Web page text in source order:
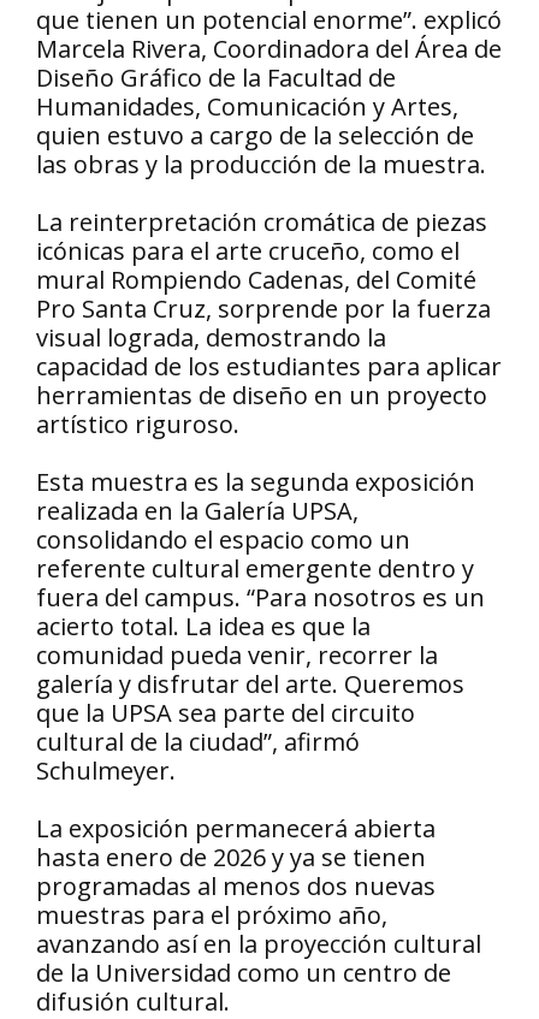
que tienen un potencial enorme”. explicó
Marcela Rivera, Coordinadora del Área de
Diseño Gráfico de la Facultad de
Humanidades, Comunicación y Artes,
quien estuvo a cargo de la selección de
las obras y la producción de la muestra.
La reinterpretación cromática de piezas
icónicas para el arte cruceño, como el
mural Rompiendo Cadenas, del Comité
Pro Santa Cruz, sorprende por la fuerza
visual lograda, demostrando la
capacidad de los estudiantes para aplicar
herramientas de diseño en un proyecto
artístico riguroso.
Esta muestra es la segunda exposición
realizada en la Galería UPSA,
consolidando el espacio como un
referente cultural emergente dentro y
fuera del campus. “Para nosotros es un
acierto total. La idea es que la
comunidad pueda venir, recorrer la
galería y disfrutar del arte. Queremos
que la UPSA sea parte del circuito
cultural de la ciudad”, afirmó
Schulmeyer.
La exposición permanecerá abierta
hasta enero de 2026 y ya se tienen
programadas al menos dos nuevas
muestras para el próximo año,
avanzando así en la proyección cultural
de la Universidad como un centro de
difusión cultural.